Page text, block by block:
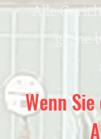
Alle
gerne
Wenn Sie